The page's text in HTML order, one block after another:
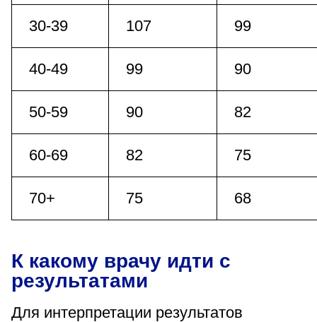
30-39 107 99
40-49 99 90
50-59 90 82
60-69 82 75
70+ 75 68
К какому врачу идти с
результатами
Для интерпретации результатов